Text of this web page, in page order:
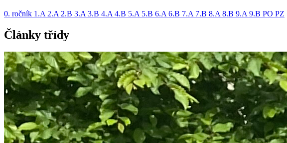
0. ročník 1.A 2.A 2.B 3.A 3.B 4.A 4.B 5.A 5.B 6.A 6.B 7.A 7.B 8.A 8.B 9.A 9.B PO PZ
Články třídy